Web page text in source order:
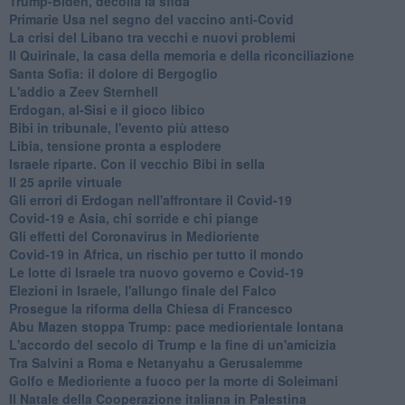
Primarie Usa nel segno del vaccino anti-Covid
La crisi del Libano tra vecchi e nuovi problemi
Il Quirinale, la casa della memoria e della riconciliazione
Santa Sofia: il dolore di Bergoglio
L'addio a ​Zeev Sternhell
Erdogan, al-Sisi e il gioco libico
Bibi in tribunale, l'evento più atteso
Libia, tensione pronta a esplodere
Israele riparte. Con il vecchio Bibi in sella
Il 25 aprile virtuale
Gli errori di Erdogan nell'affrontare il Covid-19
Covid-19 e Asia, chi sorride e chi piange
Gli effetti del Coronavirus in Medioriente
Covid-19 in Africa, un rischio per tutto il mondo
Le lotte di Israele tra nuovo governo e Covid-19
Elezioni in Israele, l'allungo finale del Falco
Prosegue la riforma della Chiesa di Francesco
Abu Mazen stoppa Trump: pace mediorientale lontana
L'accordo del secolo di Trump e la fine di un'amicizia
Tra Salvini a Roma e Netanyahu a Gerusalemme
Golfo e Medioriente a fuoco per la morte di Soleimani
Il Natale della Cooperazione italiana in Palestina